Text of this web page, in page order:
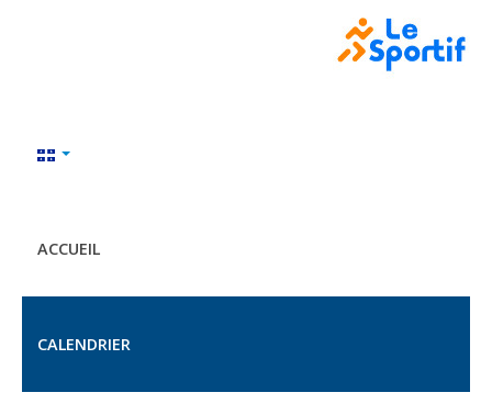
ACCUEIL
CALENDRIER